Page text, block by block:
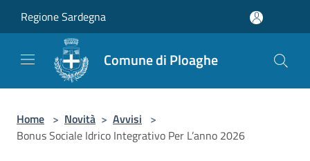
Regione Sardegna
Comune di Ploaghe
Home > Novità > Avvisi >
Bonus Sociale Idrico Integrativo Per L’anno 2026